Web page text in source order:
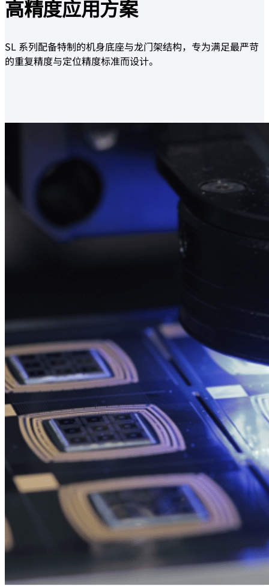
高精度应用方案
SL 系列配备特制的机身底座与龙门架结构，专为满足最严苛
的重复精度与定位精度标准而设计。